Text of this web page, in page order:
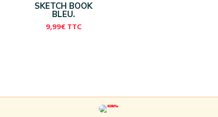
SKETCH BOOK
BLEU.
9,99€ TTC